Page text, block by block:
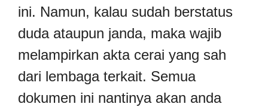
ini. Namun, kalau sudah berstatus
duda ataupun janda, maka wajib
melampirkan akta cerai yang sah
dari lembaga terkait. Semua
dokumen ini nantinya akan anda